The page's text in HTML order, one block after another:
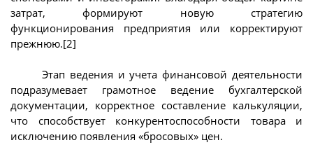
затрат, формируют новую стратегию
функционирования предприятия или корректируют
прежнюю.[2]
Этап ведения и учета финансовой деятельности
подразумевает грамотное ведение бухгалтерской
документации, корректное составление калькуляции,
что способствует конкурентоспособности товара и
исключению появления «бросовых» цен.